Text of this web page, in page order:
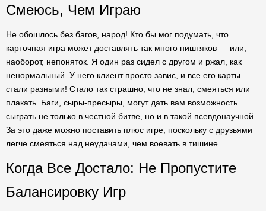
Смеюсь, Чем Играю
Не обошлось без багов, народ! Кто бы мог подумать, что
карточная игра может доставлять так много ништяков — или,
наоборот, непоняток. Я один раз сидел с другом и ржал, как
ненормальный. У него клиент просто завис, и все его карты
стали разными! Стало так страшно, что не знал, смеяться или
плакать. Баги, сыры-пресыры, могут дать вам возможность
сыграть не только в честной битве, но и в такой псевдонаучной.
За это даже можно поставить плюс игре, поскольку с друзьями
легче смеяться над неудачами, чем воевать в тишине.
Когда Все Достало: Не Пропустите
Балансировку Игр